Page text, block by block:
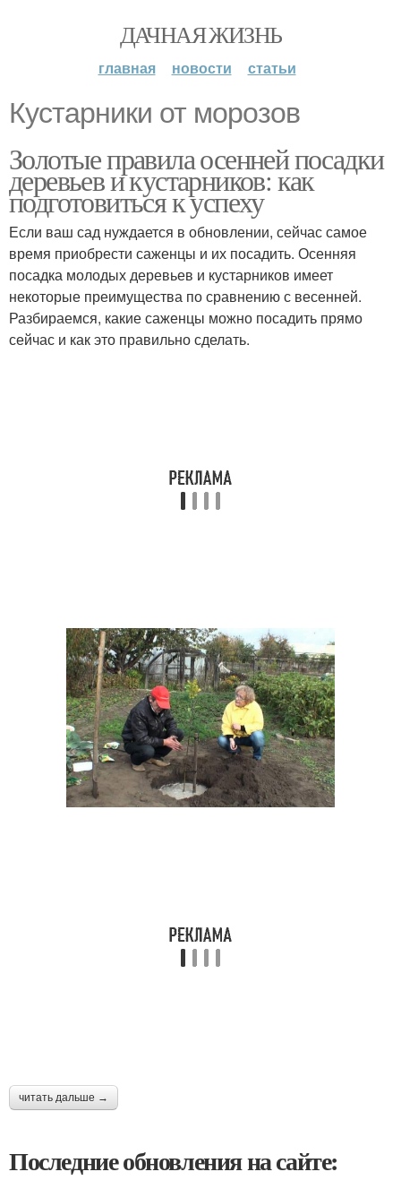
ДАЧНАЯ ЖИЗНЬ
главная новости статьи
Кустарники от морозов
Золотые правила осенней посадки
деревьев и кустарников: как
подготовиться к успеху
Если ваш сад нуждается в обновлении, сейчас самое
время приобрести саженцы и их посадить. Осенняя
посадка молодых деревьев и кустарников имеет
некоторые преимущества по сравнению с весенней.
Разбираемся, какие саженцы можно посадить прямо
сейчас и как это правильно сделать.
читать дальше →
Последние обновления на сайте: